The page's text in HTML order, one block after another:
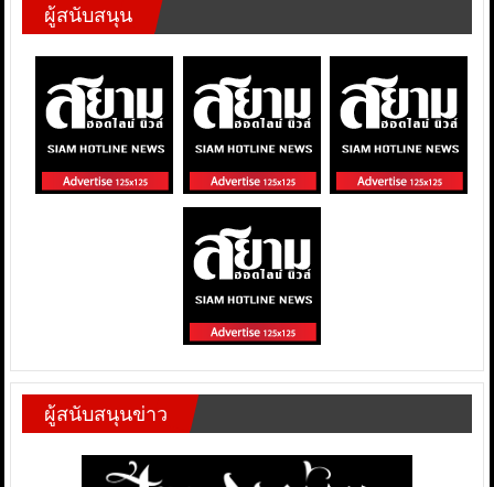
ผู้สนับสนุน
ผู้สนับสนุนข่าว